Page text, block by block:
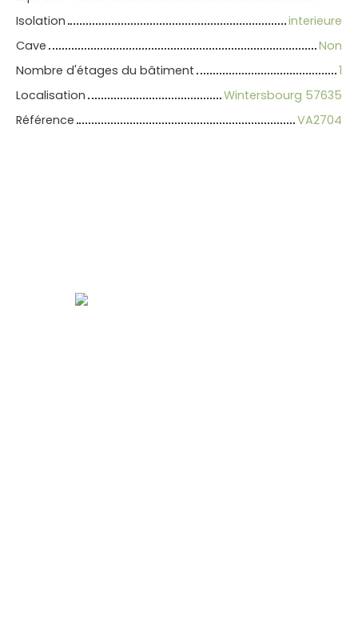
Isolation
interieure
Cave
Non
Nombre d'étages du bâtiment
1
Localisation
Wintersbourg 57635
Référence
VA2704